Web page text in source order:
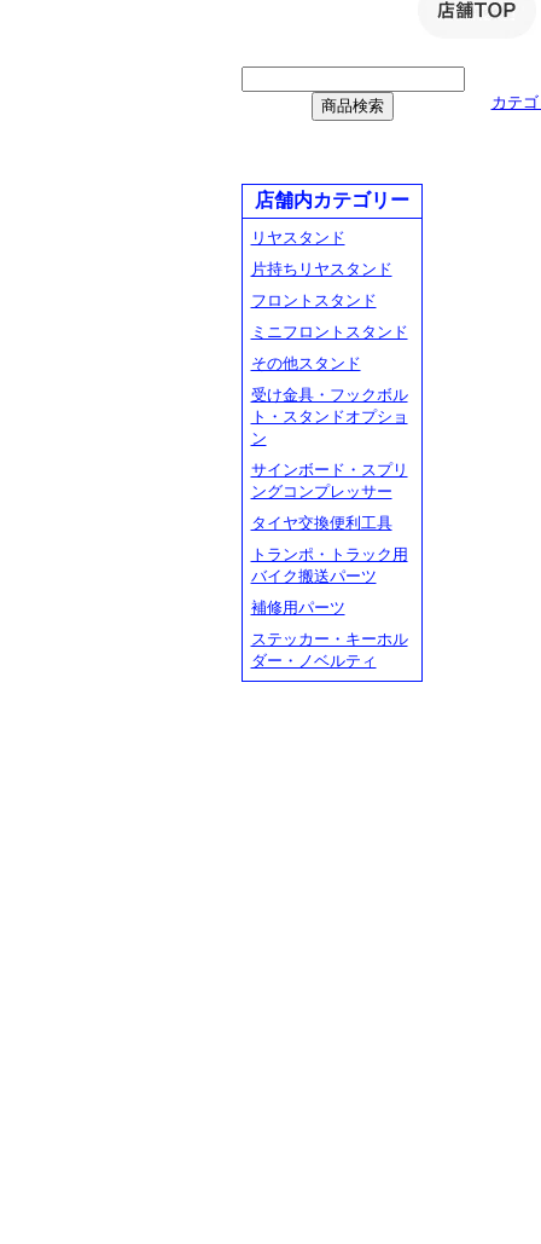
店舗内カテゴリー
リヤスタンド
片持ちリヤスタンド
フロントスタンド
ミニフロントスタンド
その他スタンド
受け金具・フックボル
ト・スタンドオプショ
ン
サインボード・スプリ
ングコンプレッサー
タイヤ交換便利工具
トランポ・トラック用
バイク搬送パーツ
補修用パーツ
ステッカー・キーホル
ダー・ノベルティ
カテ